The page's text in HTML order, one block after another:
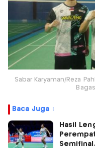
Sabar Karyaman/Reza
Baca Juga :
Hasil